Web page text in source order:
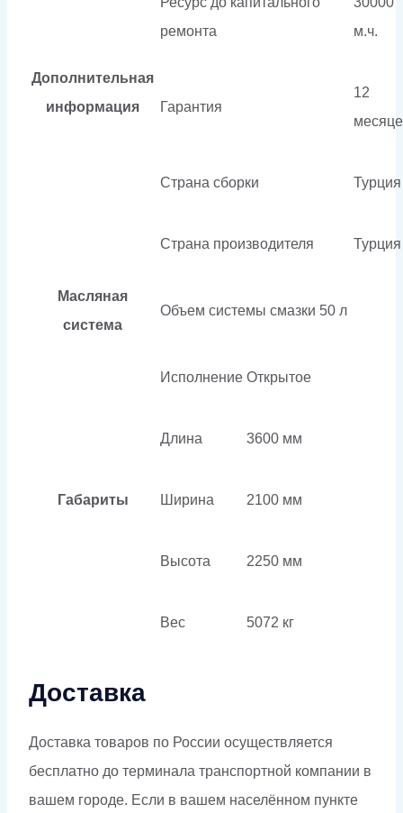
Дополнительная
информация
ремонта
м.ч.
Гарантия
12
Страна сборки Турция
Страна производителя Турция
Масляная
система
Объем системы смазки 50 л
Габариты
Исполнение Открытое
Длина 3600 мм
Ширина 2100 мм
Высота 2250 мм
Вес 5072 кг
Доставка
Доставка товаров по России осуществляется
бесплатно до терминала транспортной компании в
вашем городе. Если в вашем населённом пункте